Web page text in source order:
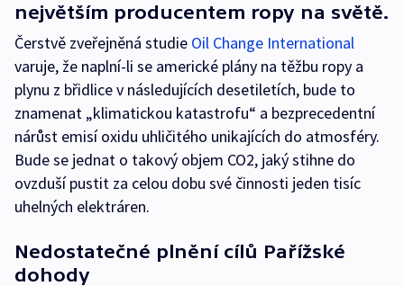
největším producentem ropy na světě.
Čerstvě zveřejněná studie Oil Change International
varuje, že naplní-li se americké plány na těžbu ropy a
plynu z břidlice v následujících desetiletích, bude to
znamenat „klimatickou katastrofu“ a bezprecedentní
nárůst emisí oxidu uhličitého unikajících do atmosféry.
Bude se jednat o takový objem CO2, jaký stihne do
ovzduší pustit za celou dobu své činnosti jeden tisíc
uhelných elektráren.
Nedostatečné plnění cílů Pařížské
dohody